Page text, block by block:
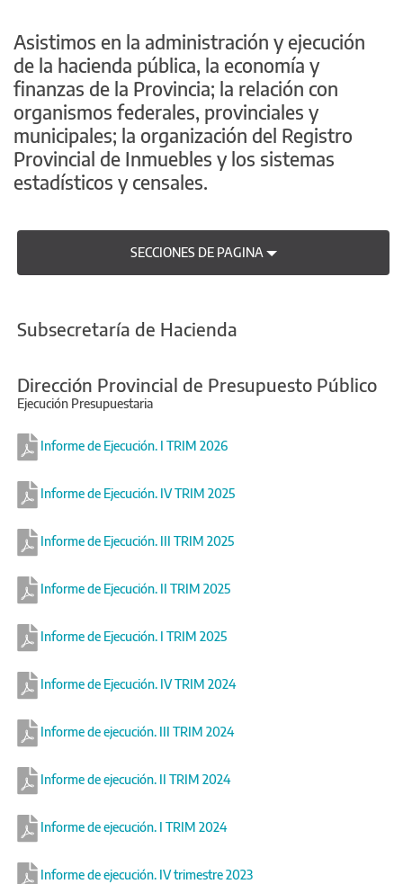
Asistimos en la administración y ejecución
de la hacienda pública, la economía y
finanzas de la Provincia; la relación con
organismos federales, provinciales y
municipales; la organización del Registro
Provincial de Inmuebles y los sistemas
estadísticos y censales.
SECCIONES DE PAGINA
Subsecretaría de Hacienda
Dirección Provincial de Presupuesto Público
Ejecución Presupuestaria
Informe de Ejecución. I TRIM 2026
Informe de Ejecución. IV TRIM 2025
Informe de Ejecución. III TRIM 2025
Informe de Ejecución. II TRIM 2025
Informe de Ejecución. I TRIM 2025
Informe de Ejecución. IV TRIM 2024
Informe de ejecución. III TRIM 2024
Informe de ejecución. II TRIM 2024
Informe de ejecución. I TRIM 2024
Informe de ejecución. IV trimestre 2023